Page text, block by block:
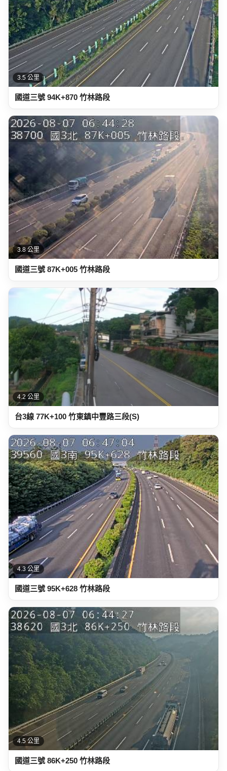
3.8 公里
國道三號 87K+005 竹林路段
台3線 77K+100 竹東鎮中豐路三段(S)
4.3 公里
國道三號 95K+628 竹林路段
4.5 公里
國道三號 86K+250 竹林路段
高速公路資訊網
國道與快速公路即時影像、路況，以及國道事故影像資料庫，提供
您出行規劃參考。
本站為民間自發製作，與高速公路局及 1968 專線無關。